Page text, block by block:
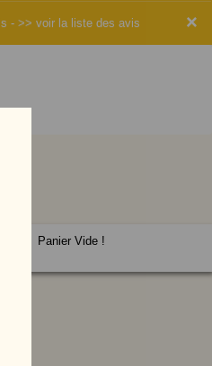
×
- >> voir la liste des avis
Panier Vide !